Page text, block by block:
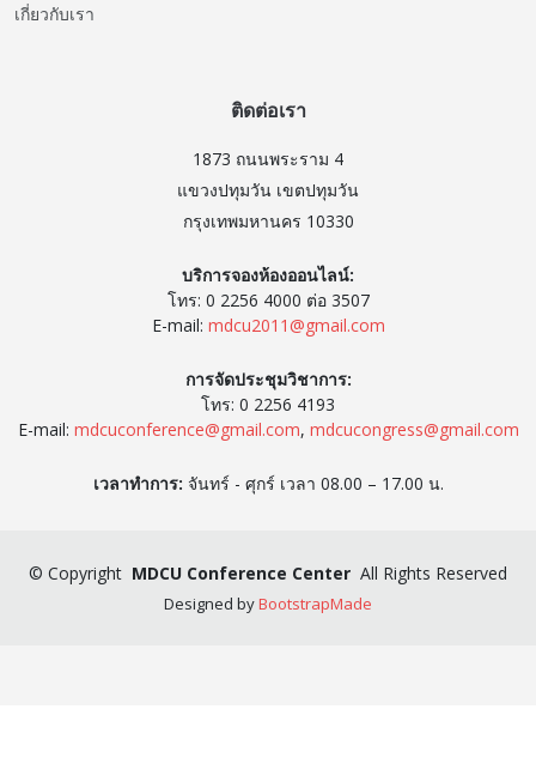
เกี่ยวกับเรา
ติดต่อเรา
1873 ถนนพระราม 4
แขวงปทุมวัน เขตปทุมวัน
กรุงเทพมหานคร 10330
บริการจองห้องออนไลน์:
โทร: 0 2256 4000 ต่อ 3507
E-mail: mdcu2011@gmail.com
การจัดประชุมวิชาการ:
โทร: 0 2256 4193
E-mail: mdcuconference@gmail.com, mdcucongress@gmail.com
เวลาทำการ: จันทร์ - ศุกร์ เวลา 08.00 – 17.00 น.
© Copyright MDCU Conference Center All Rights Reserved
Designed byBootstrapMade